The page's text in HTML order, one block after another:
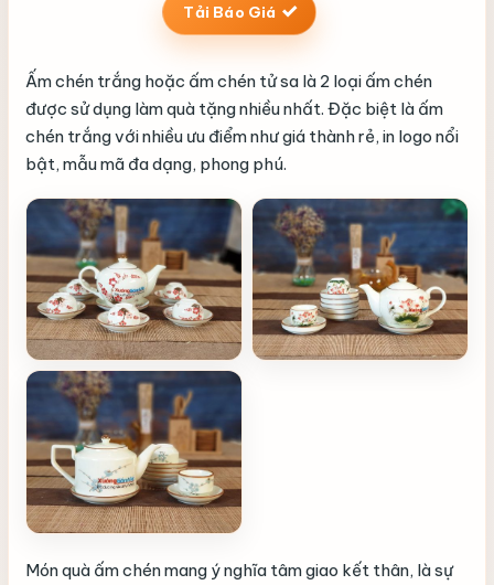
Tải Báo Giá
Ấm chén trắng hoặc ấm chén tử sa là 2 loại ấm chén
được sử dụng làm quà tặng nhiều nhất. Đặc biệt là ấm
chén trắng với nhiều ưu điểm như giá thành rẻ, in logo nổi
bật, mẫu mã đa dạng, phong phú.
Món quà ấm chén mang ý nghĩa tâm giao kết thân, là sự